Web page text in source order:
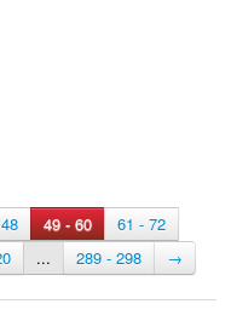
49 - 60
61 - 72
... 289 - 298 →